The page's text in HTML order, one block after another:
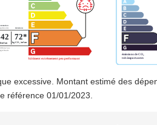
excessive. Montant estimé des
référence 01/01/2023.